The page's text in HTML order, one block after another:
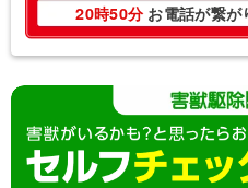
20時50分お電話が繋が